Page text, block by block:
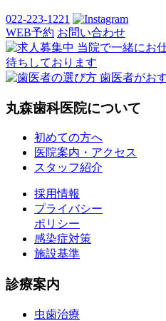
022-223-1221
WEB予約 お問い合わせ
丸森歯科医院について
初めての方へ
医院案内・アクセス
スタッフ紹介
採用情報
プライバシー
ポリシー
感染症対策
施設基準
診療案内
虫歯治療